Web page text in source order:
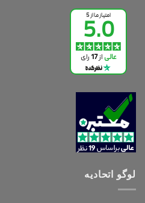
لوگو اتحادیه